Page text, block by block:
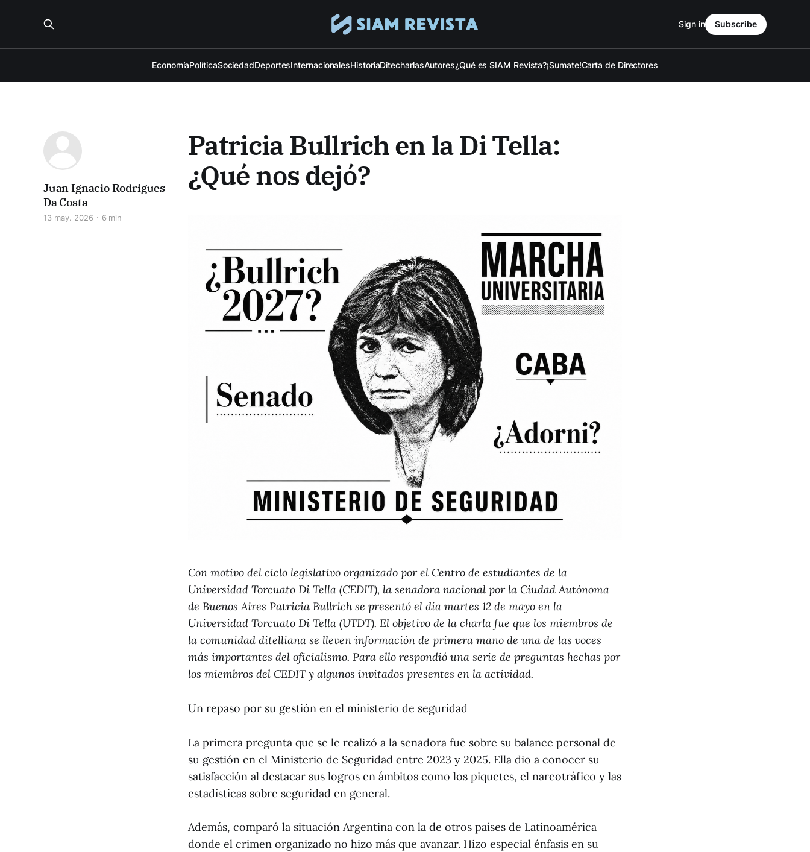
EconomíaPolíticaSociedadDeportesInternacionalesHistoriaDitecharlasAutores¿Qué es SIAM Revista?¡Sumate!Carta de Directores
Sign in Subscribe
Patricia Bullrich en la Di Tella:
¿Qué nos dejó?
Juan Ignacio Rodrigues
Da Costa
13 may. 2026 6 min
Con motivo del ciclo legislativo organizado por el Centro de estudiantes de la
Universidad Torcuato Di Tella (CEDIT), la senadora nacional por la Ciudad Autónoma
de Buenos Aires Patricia Bullrich se presentó el día martes 12 de mayo en la
Universidad Torcuato Di Tella (UTDT). El objetivo de la charla fue que los miembros de
la comunidad ditelliana se lleven información de primera mano de una de las voces
más importantes del oficialismo. Para ello respondió una serie de preguntas hechas por
los miembros del CEDIT y algunos invitados presentes en la actividad.
Un repaso por su gestión en el ministerio de seguridad
La primera pregunta que se le realizó a la senadora fue sobre su balance personal de
su gestión en el Ministerio de Seguridad entre 2023 y 2025. Ella dio a conocer su
satisfacción al destacar sus logros en ámbitos como los piquetes, el narcotráfico y las
estadísticas sobre seguridad en general.
Además, comparó la situación Argentina con la de otros países de Latinoamérica
donde el crimen organizado no hizo más que avanzar. Hizo especial énfasis en su